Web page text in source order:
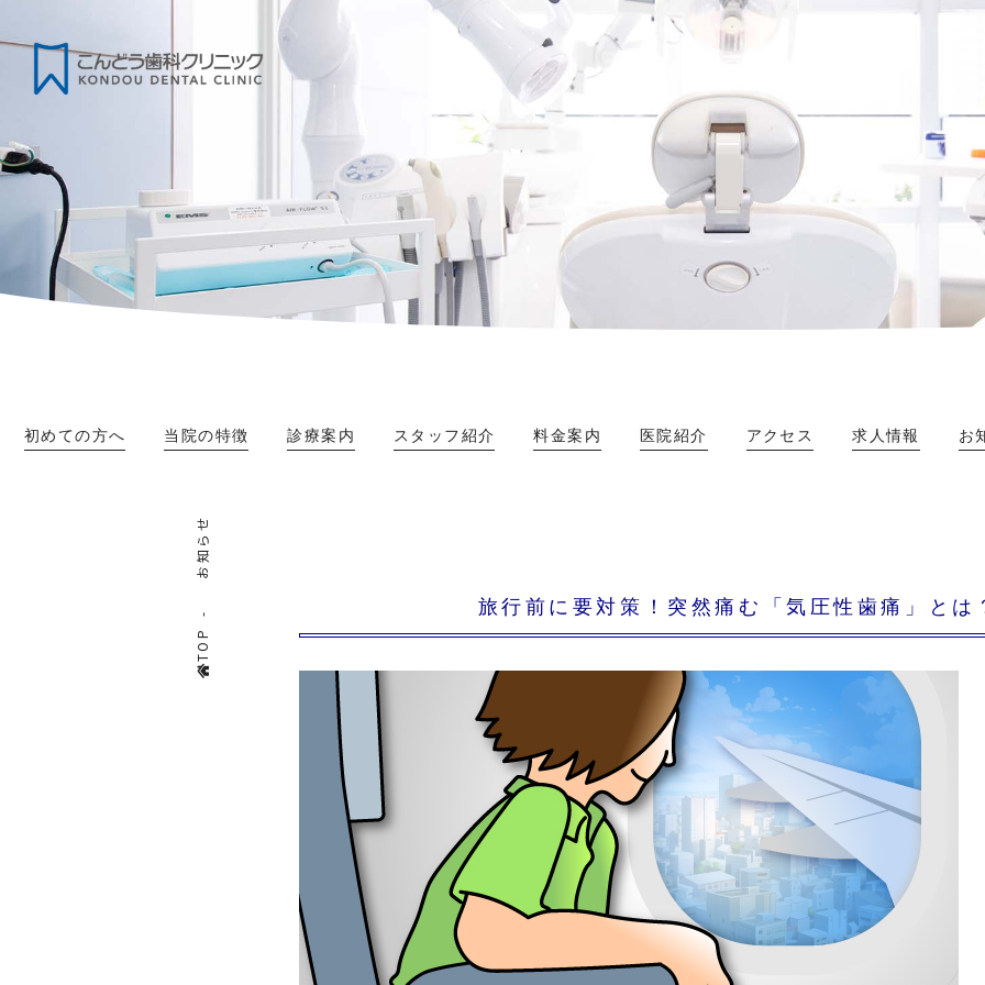
初めての方へ 当院の特徴 診療案内 スタッフ紹介 料金案内 医院紹介 アクセス 求人情報 お
TOP
お知らせ
旅行前に要対策！突然痛む「気圧性歯痛」とは